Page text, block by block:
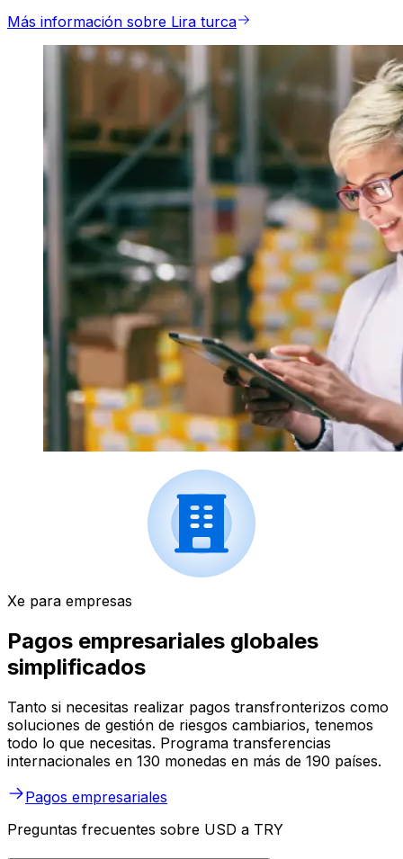
Más información sobre Lira turca
Xe para empresas
Pagos empresariales globales
simplificados
Tanto si necesitas realizar pagos transfronterizos como
soluciones de gestión de riesgos cambiarios, tenemos
todo lo que necesitas. Programa transferencias
internacionales en 130 monedas en más de 190 países.
Pagos empresariales
Preguntas frecuentes sobre USD a TRY